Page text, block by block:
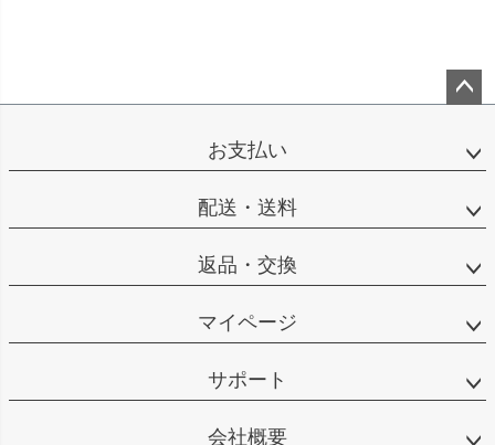
ップ
お支払い
配送・送料
返品・交換
マイページ
サポート
会社概要